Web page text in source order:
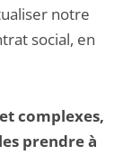
notre
social, en
complexes,
prendre à